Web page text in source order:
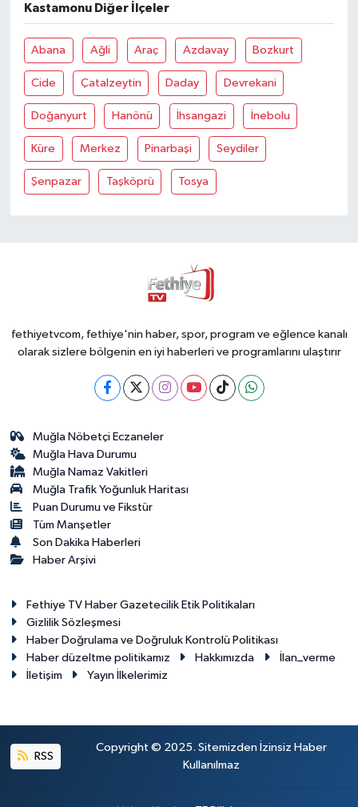
Kastamonu Diğer İlçeler
Abana Ağli Araç Azdavay Bozkurt
Cide Çatalzeytin Daday Devrekani
Doğanyurt Hanönü İhsangazi İnebolu
Küre Merkez Pinarbaşi Seydiler
Şenpazar Taşköprü Tosya
fethiyetvcom, fethiye'nin haber, spor, program ve eğlence kanalı
olarak sizlere bölgenin en iyi haberleri ve programlarını ulaştırır
Muğla Nöbetçi Eczaneler
Muğla Hava Durumu
Muğla Namaz Vakitleri
Muğla Trafik Yoğunluk Haritası
Puan Durumu ve Fikstür
Tüm Manşetler
Son Dakika Haberleri
Haber Arşivi
Fethiye TV Haber Gazetecilik Etik Politikaları
Gizlilik Sözleşmesi
Haber Doğrulama ve Doğruluk Kontrolü Politikası
Haber düzeltme politikamız
Hakkımızda
İlan_verme
İletişim
Yayın İlkelerimiz
RSS
Copyright © 2025. Sitemizden İzinsiz Haber
Kullanılmaz